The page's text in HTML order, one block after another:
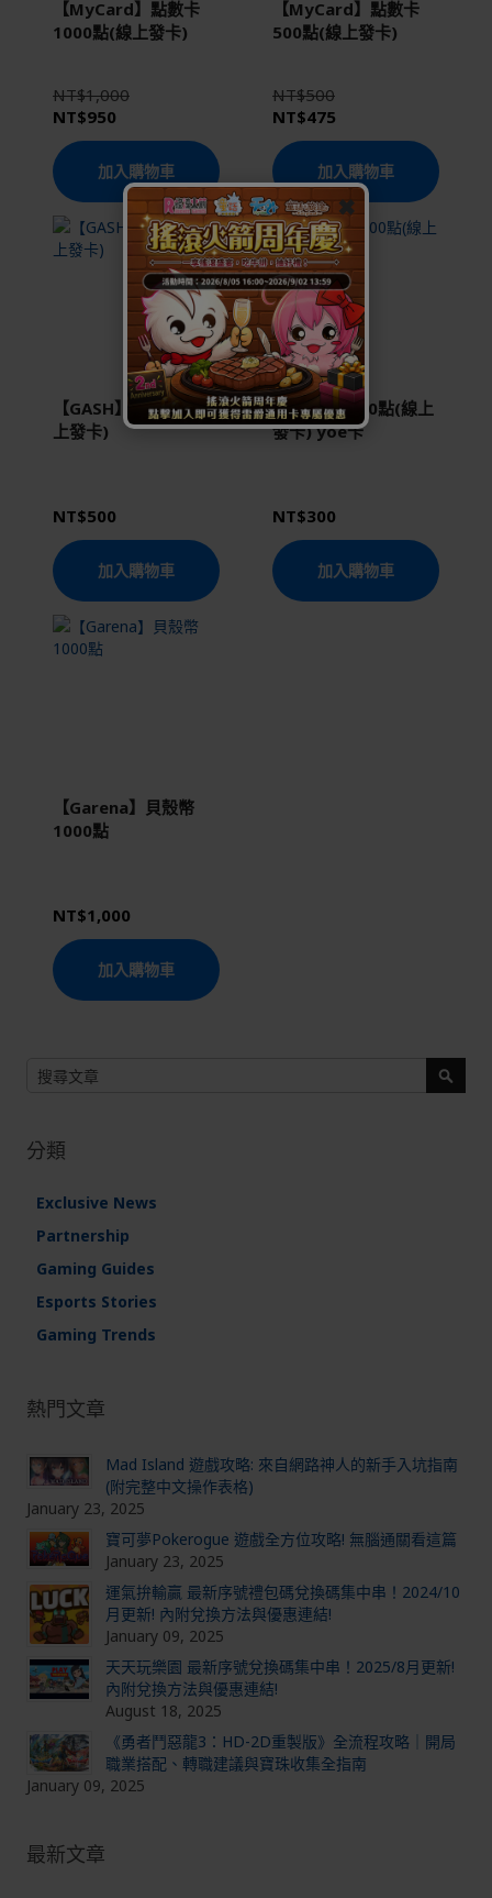
【MyCard】點數卡
1000點(線上發卡)
NT$1,000
NT$950
加入購物車
【MyCard】點數卡
500點(線上發卡)
NT$500
NT$475
加入購物車
【GASH】 500點(線
上發卡)
NT$500
加入購物車
【遊e卡】300點(線上
發卡) yoe卡
NT$300
加入購物車
【Garena】貝殼幣
1000點
NT$1,000
加入購物車
搜
尋
分類
Exclusive News
Partnership
Gaming Guides
Esports Stories
Gaming Trends
熱門文章
Mad Island 遊戲攻略: 來自網路神人的新手入坑指南
(附完整中文操作表格)
January 23, 2025
寶可夢Pokerogue 遊戲全方位攻略! 無腦通關看這篇
January 23, 2025
運氣拚輸贏 最新序號禮包碼兌換碼集中串！2024/10
月更新! 內附兌換方法與優惠連結!
January 09, 2025
天天玩樂園 最新序號兌換碼集中串！2025/8月更新!
內附兌換方法與優惠連結!
August 18, 2025
《勇者鬥惡龍3：HD-2D重製版》全流程攻略｜開局
職業搭配、轉職建議與寶珠收集全指南
January 09, 2025
最新文章
✖